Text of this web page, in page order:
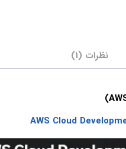
نظرات (1)
AWS Cloud